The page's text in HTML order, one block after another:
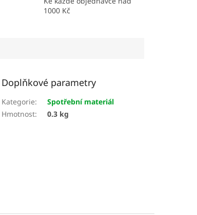
1000 Kč
Doplňkové parametry
Kategorie:
Spotřební materiál
Hmotnost: 0.3 kg